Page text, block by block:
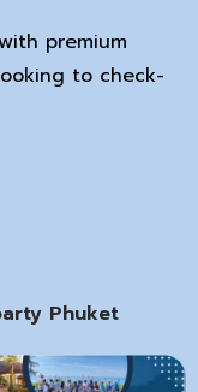
premium
to check-
Phuket